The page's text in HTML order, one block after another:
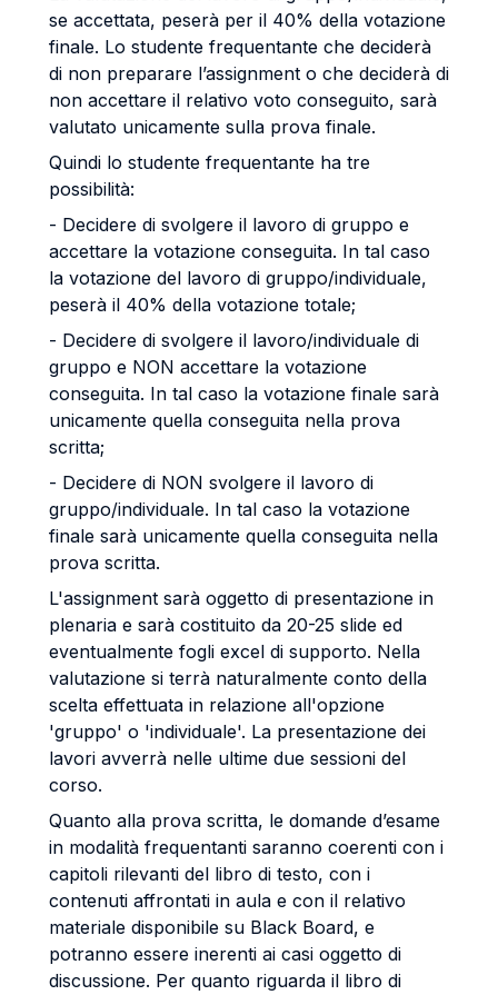
se accettata, peserà per il 40% della votazione
finale. Lo studente frequentante che deciderà
di non preparare l’assignment o che deciderà di
non accettare il relativo voto conseguito, sarà
valutato unicamente sulla prova finale.
Quindi lo studente frequentante ha tre
possibilità:
- Decidere di svolgere il lavoro di gruppo e
accettare la votazione conseguita. In tal caso
la votazione del lavoro di gruppo/individuale,
peserà il 40% della votazione totale;
- Decidere di svolgere il lavoro/individuale di
gruppo e NON accettare la votazione
conseguita. In tal caso la votazione finale sarà
unicamente quella conseguita nella prova
scritta;
- Decidere di NON svolgere il lavoro di
gruppo/individuale. In tal caso la votazione
finale sarà unicamente quella conseguita nella
prova scritta.
L'assignment sarà oggetto di presentazione in
plenaria e sarà costituito da 20-25 slide ed
eventualmente fogli excel di supporto. Nella
valutazione si terrà naturalmente conto della
scelta effettuata in relazione all'opzione
'gruppo' o 'individuale'. La presentazione dei
lavori avverrà nelle ultime due sessioni del
corso.
Quanto alla prova scritta, le domande d’esame
in modalità frequentanti saranno coerenti con i
capitoli rilevanti del libro di testo, con i
contenuti affrontati in aula e con il relativo
materiale disponibile su Black Board, e
potranno essere inerenti ai casi oggetto di
discussione. Per quanto riguarda il libro di